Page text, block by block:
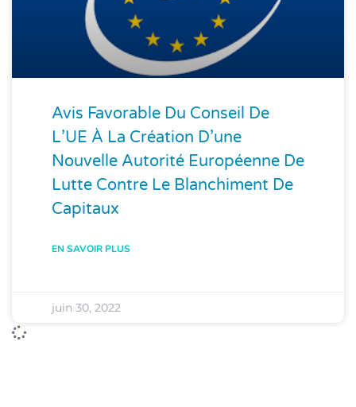
Avis Favorable Du Conseil De
L’UE À La Création D’une
Nouvelle Autorité Européenne De
Lutte Contre Le Blanchiment De
Capitaux
EN SAVOIR PLUS
juin 30, 2022